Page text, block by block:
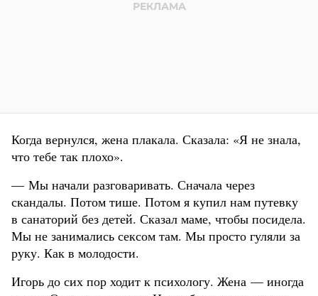
Когда вернулся, жена плакала. Сказала: «Я не знала,
что тебе так плохо».
— Мы начали разговаривать. Сначала через
скандалы. Потом тише. Потом я купил нам путевку
в санаторий без детей. Сказал маме, чтобы посидела.
Мы не занимались сексом там. Мы просто гуляли за
руку. Как в молодости.
Игорь до сих пор ходит к психологу. Жена — иногда